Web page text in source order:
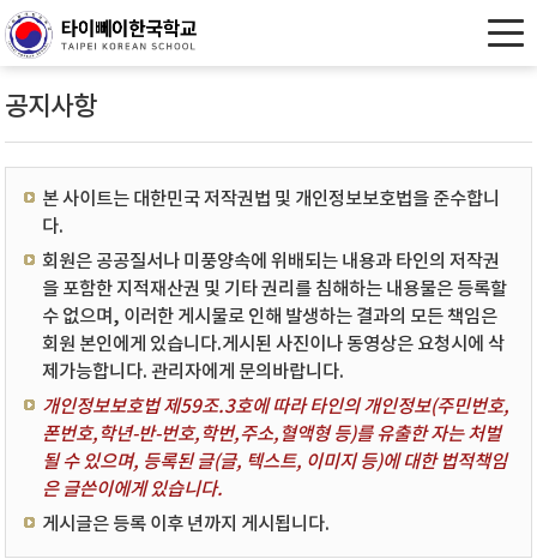
공지사항
본 사이트는 대한민국 저작권법 및 개인정보보호법을 준수합니
다.
회원은 공공질서나 미풍양속에 위배되는 내용과 타인의 저작권
을 포함한 지적재산권 및 기타 권리를 침해하는 내용물은 등록할
수 없으며, 이러한 게시물로 인해 발생하는 결과의 모든 책임은
회원 본인에게 있습니다.게시된 사진이나 동영상은 요청시에 삭
제가능합니다. 관리자에게 문의바랍니다.
개인정보보호법 제59조.3호에 따라 타인의 개인정보(주민번호,
폰번호,학년-반-번호,학번,주소,혈액형 등)를 유출한 자는 처벌
될 수 있으며, 등록된 글(글, 텍스트, 이미지 등)에 대한 법적책임
은 글쓴이에게 있습니다.
게시글은 등록 이후 년까지 게시됩니다.